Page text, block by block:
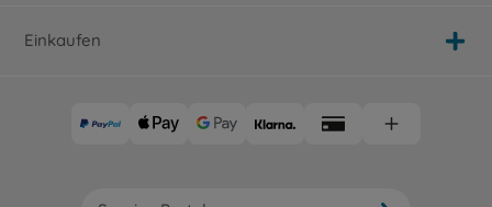
Einkaufen